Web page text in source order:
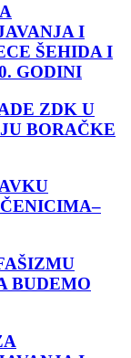
I
ŠEHIDA I
GODINI
ZDK U
BORAČKE
BUDEMO